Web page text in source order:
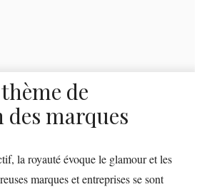
de
marques
la royauté évoque le glamour et les
marques et entreprises se sont